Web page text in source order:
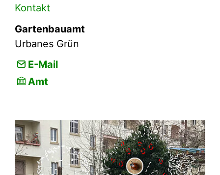
Kontakt
Gartenbauamt
Urbanes Grün
E-Mail
Amt